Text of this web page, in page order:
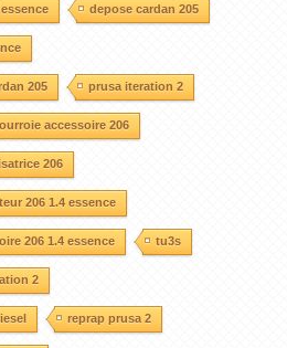
depose cardan 205
205 prusa iteration 2
accessoire 206
206
206 1.4 essence
206 1.4 essence tu3s
2
reprap prusa 2